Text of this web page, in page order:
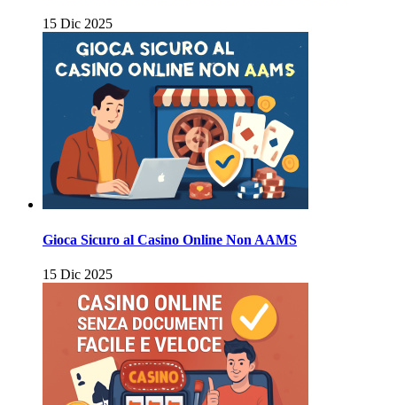
15 Dic 2025
Gioca Sicuro al Casino Online Non AAMS
15 Dic 2025